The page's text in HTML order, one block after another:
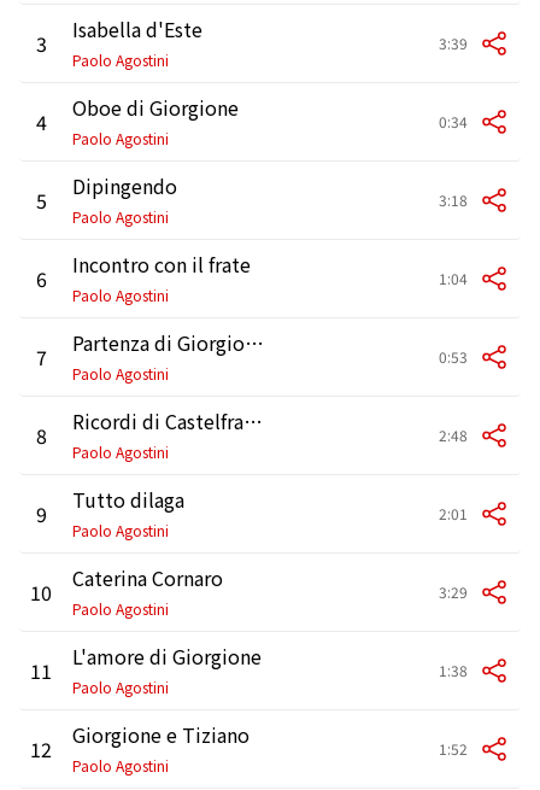
3 Isabella d'Este
Paolo Agostini
3:39
4 Oboe di Giorgione
Paolo Agostini
0:34
5 Dipingendo
Paolo Agostini
3:18
6 Incontro con il frate
Paolo Agostini
1:04
7 Partenza di Giorgione
Paolo Agostini
0:53
8 Ricordi di Castelfranco
Paolo Agostini
2:48
9 Tutto dilaga
Paolo Agostini
2:01
10 Caterina Cornaro
Paolo Agostini
3:29
11 L'amore di Giorgione
Paolo Agostini
1:38
12 Giorgione e Tiziano
Paolo Agostini
1:52